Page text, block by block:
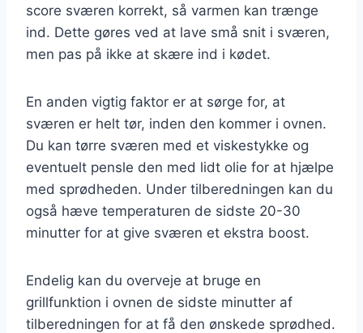
score sværen korrekt, så varmen kan trænge
ind. Dette gøres ved at lave små snit i sværen,
men pas på ikke at skære ind i kødet.
En anden vigtig faktor er at sørge for, at
sværen er helt tør, inden den kommer i ovnen.
Du kan tørre sværen med et viskestykke og
eventuelt pensle den med lidt olie for at hjælpe
med sprødheden. Under tilberedningen kan du
også hæve temperaturen de sidste 20-30
minutter for at give sværen et ekstra boost.
Endelig kan du overveje at bruge en
grillfunktion i ovnen de sidste minutter af
tilberedningen for at få den ønskede sprødhed.